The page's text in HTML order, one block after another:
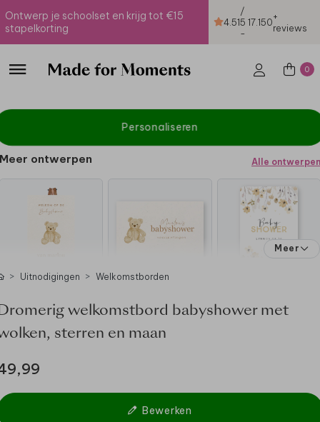
Ontwerp je schoolset en krijg tot €15
stapelkorting
4.51
/
5
-
17.150+
reviews
0
Personaliseren
Meer ontwerpen Alle ontwerpen
Meer
Uitnodigingen Welkomstborden
welkomstbord babyshower met
sterren en maan
Bewerken